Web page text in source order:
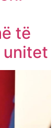
të
unitet